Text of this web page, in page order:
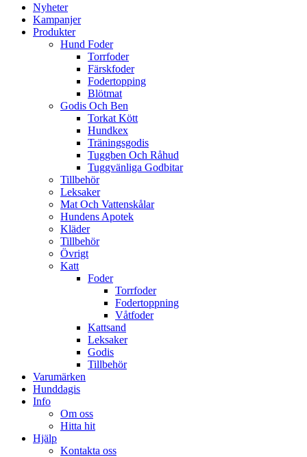
Nyheter
Kampanjer
Produkter
Hund Foder
Torrfoder
Färskfoder
Fodertopping
Blötmat
Godis Och Ben
Torkat Kött
Hundkex
Träningsgodis
Tuggben Och Råhud
Tuggvänliga Godbitar
Tillbehör
Leksaker
Mat Och Vattenskålar
Hundens Apotek
Kläder
Tillbehör
Övrigt
Katt
Foder
Torrfoder
Fodertoppning
Våtfoder
Kattsand
Leksaker
Godis
Tillbehör
Varumärken
Hunddagis
Info
Om oss
Hitta hit
Hjälp
Kontakta oss